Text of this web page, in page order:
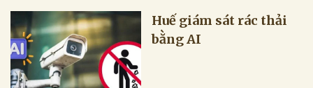
Huế giám sát rác thải
bằng AI